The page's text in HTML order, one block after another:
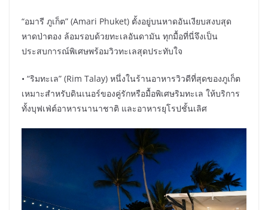
“อมารี ภูเก็ต” (Amari Phuket) ตั้งอยู่บนหาดอันเงียบสงบสุด
หาดป่าตอง ล้อมรอบด้วยทะเลอันดามัน ทุกมื้อที่นี่จึงเป็น
ประสบการณ์พิเศษพร้อมวิวทะเลสุดประทับใจ
• “ริมทะเล” (Rim Talay) หนึ่งในร้านอาหารวิวดีที่สุดของภูเก็ต
เหมาะสำหรับดินเนอร์ของคู่รักหรือมื้อพิเศษริมทะเล ให้บริการ
ทั้งบุฟเฟ่ต์อาหารนานาชาติ และอาหารยุโรปชั้นเลิศ